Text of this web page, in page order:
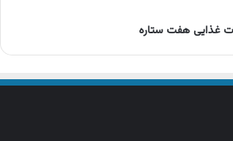
غذایی هفت ستاره